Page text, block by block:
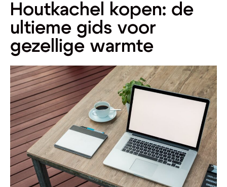
Houtkachel kopen: de
ultieme gids voor
gezellige warmte